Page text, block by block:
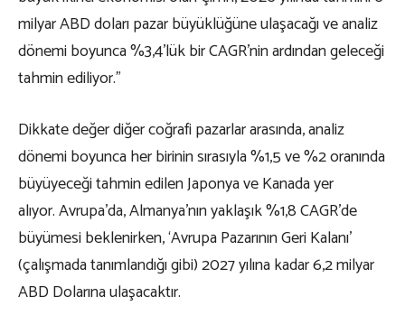
milyar ABD doları pazar büyüklüğüne ulaşacağı ve analiz
dönemi boyunca %3,4’lük bir CAGR’nin ardından geleceği
tahmin ediliyor.”
Dikkate değer diğer coğrafi pazarlar arasında, analiz
dönemi boyunca her birinin sırasıyla %1,5 ve %2 oranında
büyüyeceği tahmin edilen Japonya ve Kanada yer
alıyor. Avrupa’da, Almanya’nın yaklaşık %1,8 CAGR’de
büyümesi beklenirken, ‘Avrupa Pazarının Geri Kalanı’
(çalışmada tanımlandığı gibi) 2027 yılına kadar 6,2 milyar
ABD Dolarına ulaşacaktır.